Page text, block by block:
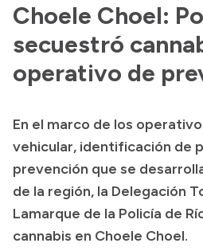
Archivo de noticias
Transparencia
Boletín Oficial
Compras y licitaciones
Consulta de expedientes
Consulta de pago a
Convocatorias
Choele Choel:
secuestró
operativo de
En el marco de los
vehicular, identificación de
prevención que se
de la región, la Delegación
Lamarque de la Policía de
cannabis en Choele Choel.